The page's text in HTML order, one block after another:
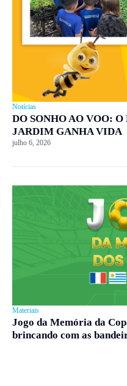
Notícias
DO SONHO AO VOO:
JARDIM GANHA VIDA
julho 6, 2026
Materiais
Jogo da Memória da
brincando com as